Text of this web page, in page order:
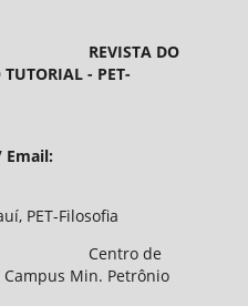
REVISTA DO
- PET-
PET-Filosofia
de
Campus Min. Petrônio